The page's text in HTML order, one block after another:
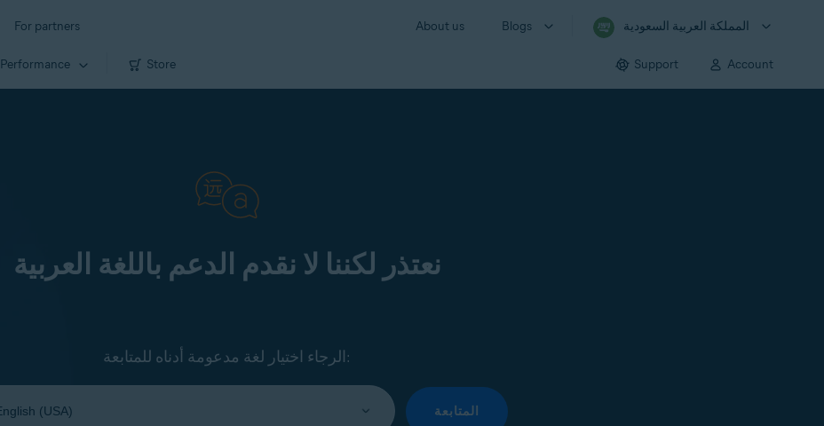
For partners About us Blogs المملكة العربية السعودية
Performance Store Support Account
نعتذر لكننا لا نقدم الدعم باللغة العربية
الرجاء اختيار لغة مدعومة أدناه للمتابعة:
المتابعة